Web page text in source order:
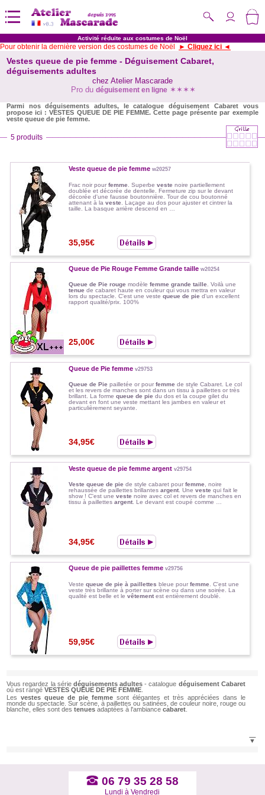
Activité réduite aux costumes de Noël
Pour obtenir la dernière version des costumes de Noël ► Cliquez ici ◄
Vestes queue de pie femme - Déguisement Cabaret,
déguisements adultes
chez Atelier Mascarade
Pro dudéguisement en ligne ✶✶✶✶
Parmi nos déguisements adultes, le catalogue déguisement Cabaret vous
propose ici : VESTES QUEUE DE PIE FEMME. Cette page présente par exemple
veste queue de pie femme.
5 produits
Veste queue de pie femmew20257
Frac noir pour femme . Superbe veste noire partiellement
doublée et décorée de dentelle. Fermeture zip sur le devant
décorée d'une fausse boutonnière. Tour de cou boutonné
attenant à la veste . Laçage au dos pour ajuster et cintrer la
taille. La basque arrière descend en …
35,95€
Queue de Pie Rouge Femme Grande taillew20254
Queue de Pie rouge modèle femme grande taille. Voilà une
tenue de cabaret haute en couleur qui vous mettra en valeur
lors du spectacle. C'est une veste queue de pie d'un excellent
rapport qualité/prix. 100%
25,00€
Queue de Pie femmev29753
Queue de Pie pailletée or pour femme de style Cabaret. Le col
et les revers de manches sont dans un tissu à paillettes or très
brillant. La forme queue de pie du dos et la coupe gilet du
devant en font une veste mettant les jambes en valeur et
particulièrement seyante.
34,95€
Veste queue de pie femme argentv29754
Veste queue de pie de style cabaret pour femme , noire
rehaussée de paillettes brillantes argent. Une veste qui fait le
show ! C'est une veste noire avec col et revers de manches en
tissu à paillettes argent. Le devant est coupé comme …
34,95€
Queue de pie paillettes femmev29756
Veste queue de pie à paillettes bleue pour femme . C'est une
veste très brillante à porter sur scène ou dans une soirée. La
qualité est belle et le vêtementest entièrement doublé.
59,95€
Vous regardez la série déguisements adultes - catalogue déguisement Cabaret
où est rangéVESTES QUEUE DE PIE FEMME
Lesvestes queue de pie femme sont élégantes et très appréciées dans le
monde du spectacle. Sur scène, à paillettes ou satinées, de couleur noire, rouge ou
blanche, elles sont destenues adaptées à l'ambiancecabaret
▼
06 79 35 28 58
Lundi à Vendredi